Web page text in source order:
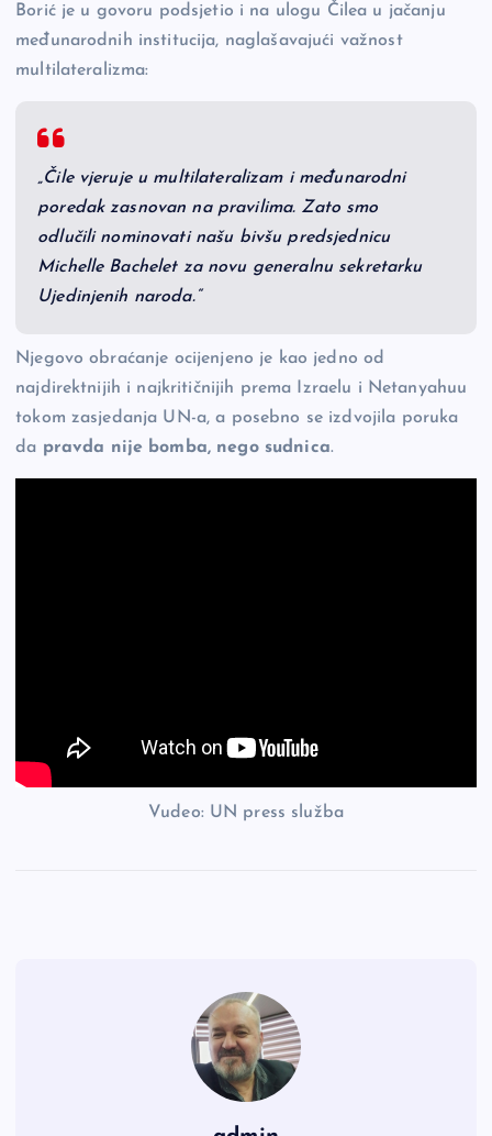
Borić je u govoru podsjetio i na ulogu Čilea u jačanju
međunarodnih institucija, naglašavajući važnost
multilateralizma:
„Čile vjeruje u multilateralizam i međunarodni
poredak zasnovan na pravilima. Zato smo
odlučili nominovati našu bivšu predsjednicu
Michelle Bachelet za novu generalnu sekretarku
Ujedinjenih naroda.“
Njegovo obraćanje ocijenjeno je kao jedno od
najdirektnijih i najkritičnijih prema Izraelu i Netanyahuu
tokom zasjedanja UN-a, a posebno se izdvojila poruka
da pravda nije bomba, nego sudnica.
Vudeo: UN press služba